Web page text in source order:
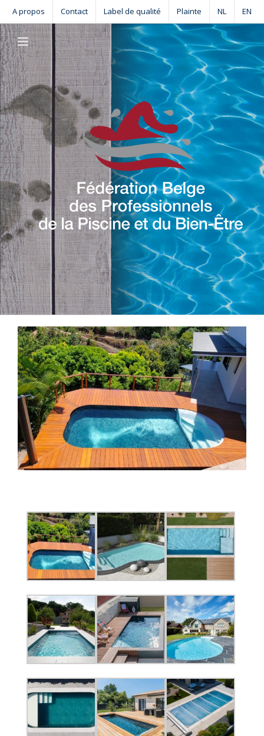
content
A propos Contact Label de qualité Plainte NL EN
View
Larger
Image